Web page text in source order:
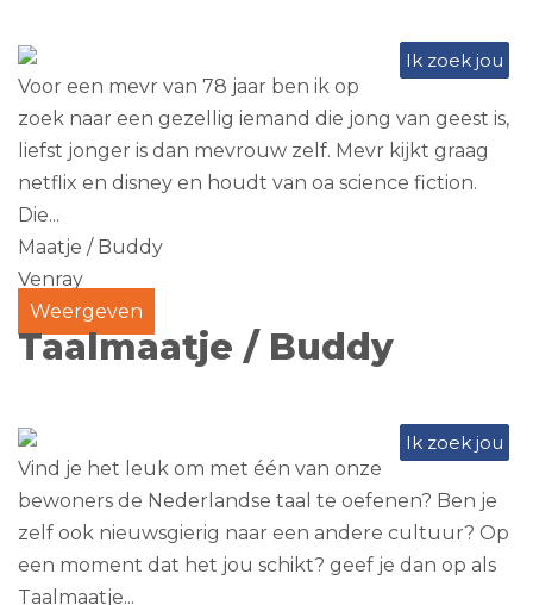
Ik zoek jou
Voor een mevr van 78 jaar ben ik op
zoek naar een gezellig iemand die jong van geest is,
liefst jonger is dan mevrouw zelf. Mevr kijkt graag
netflix en disney en houdt van oa science fiction.
Die...
Maatje / Buddy
Venray
Weergeven
Taalmaatje / Buddy
Ik zoek jou
Vind je het leuk om met één van onze
bewoners de Nederlandse taal te oefenen? Ben je
zelf ook nieuwsgierig naar een andere cultuur? Op
een moment dat het jou schikt? geef je dan op als
Taalmaatje...